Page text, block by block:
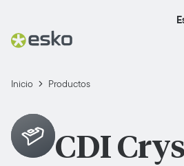
Inicio Productos
CDI